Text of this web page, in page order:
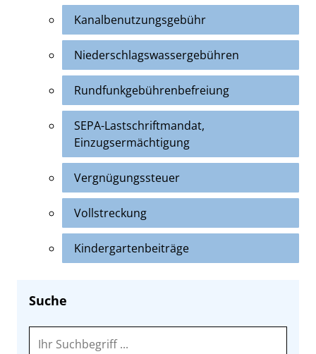
Kanalbenutzungsgebühr
Niederschlagswassergebühren
Rundfunkgebührenbefreiung
SEPA-Lastschriftmandat,
Einzugsermächtigung
Vergnügungssteuer
Vollstreckung
Kindergartenbeiträge
Suche